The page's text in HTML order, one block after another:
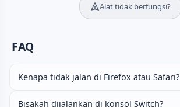
Alat tidak berfungsi?
FAQ
Kenapa tidak jalan di Firefox atau Safari?
Bisakah dijalankan di konsol Switch?